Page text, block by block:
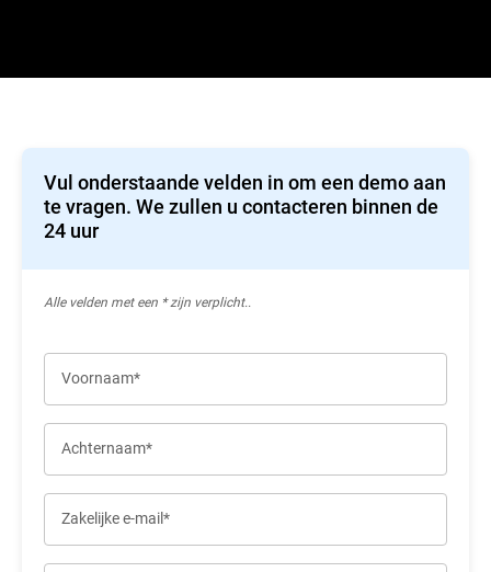
Vul onderstaande velden in om een demo aan
te vragen. We zullen u contacteren binnen de
24 uur
Alle velden met een * zijn verplicht..
Voornaam*
Achternaam*
Zakelijke e-mail*